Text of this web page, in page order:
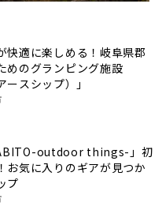
快適に楽しめる！岐阜県郡
めのグランピング施設
ースシップ）」
outdoor things-」初
お気に入りのギアが見つか
プ